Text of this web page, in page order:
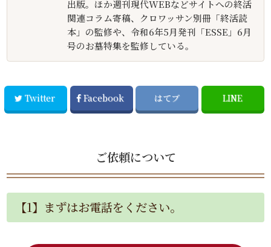
出版。ほか週刊現代WEBなどサイトへの終活
関連コラム寄稿、クロワッサン別冊「終活読
本」の監修や、令和6年5月発刊「ESSE」6月
号のお墓特集を監修している。
Twitter Facebook はてブ LINE
ご依頼について
【1】まずはお電話をください。